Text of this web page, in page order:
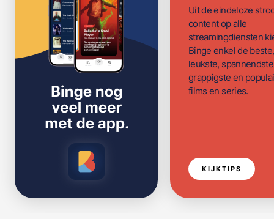
Uit de eindeloze
content op alle
streamingdiensten
Binge enkel de beste,
leukste,
grappigste en
films en series.
KIJKTIPS